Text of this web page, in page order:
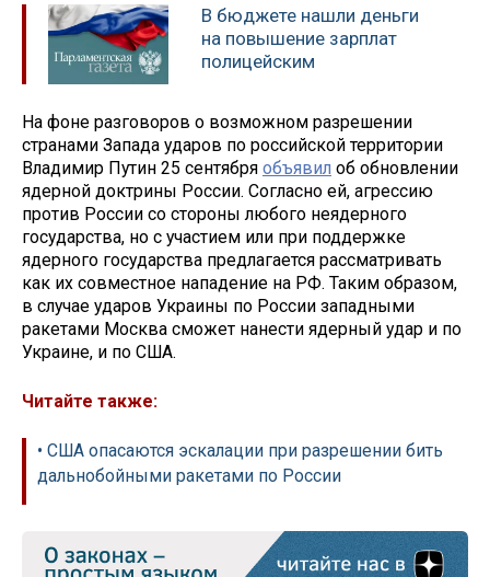
В бюджете нашли деньги
на повышение зарплат
полицейским
На фоне разговоров о возможном разрешении
странами Запада ударов по российской территории
Владимир Путин 25 сентября объявил об обновлении
ядерной доктрины России. Согласно ей, агрессию
против России со стороны любого неядерного
государства, но с участием или при поддержке
ядерного государства предлагается рассматривать
как их совместное нападение на РФ. Таким образом,
в случае ударов Украины по России западными
ракетами Москва сможет нанести ядерный удар и по
Украине, и по США.
Читайте также:
• США опасаются эскалации при разрешении бить
дальнобойными ракетами по России